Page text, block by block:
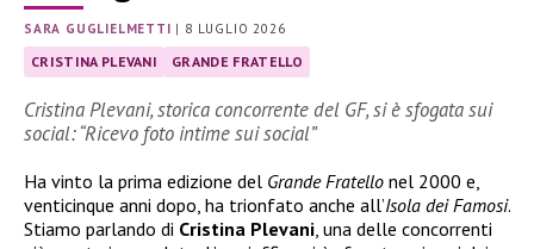
SARA GUGLIELMETTI | 8 LUGLIO 2026
CRISTINA PLEVANI GRANDE FRATELLO
Cristina Plevani, storica concorrente del GF, si è sfogata sui
social: “Ricevo foto intime sui social”
Ha vinto la prima edizione del Grande Fratello nel 2000 e,
venticinque anni dopo, ha trionfato anche all’Isola dei Famosi.
Stiamo parlando di Cristina Plevani , una delle concorrenti